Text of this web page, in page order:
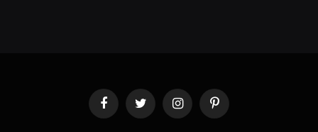
FacebookTwitter InstagramPinterest